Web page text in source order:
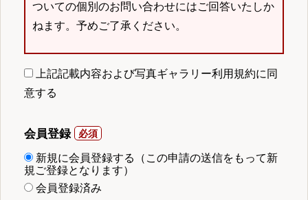
ついての個別のお問い合わせにはご回答いたしか
ねます。予めご了承ください。
上記記載内容および写真ギャラリー利用規約に同
意する
会員登録
新規に会員登録する（この申請の送信をもって新
規ご登録となります）
会員登録済み